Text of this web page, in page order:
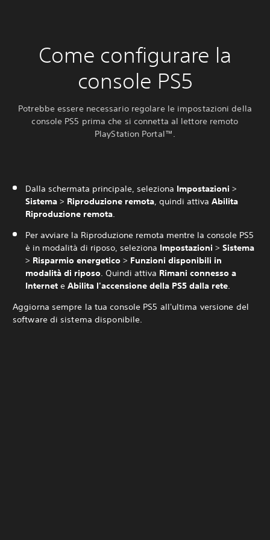
Come configurare la
console PS5
Potrebbe essere necessario regolare le impostazioni della
console PS5 prima che si connetta al lettore remoto
PlayStation Portal™.
Dalla schermata principale, seleziona Impostazioni >
Sistema > Riproduzione remota, quindi attiva Abilita
Riproduzione remota.
Per avviare la Riproduzione remota mentre la console PS5
è in modalità di riposo, seleziona Impostazioni > Sistema
> Risparmio energetico > Funzioni disponibili in
modalità di riposo. Quindi attiva Rimani connesso a
Internet e Abilita l'accensione della PS5 dalla rete.
Aggiorna sempre la tua console PS5 all'ultima versione del
software di sistema disponibile.